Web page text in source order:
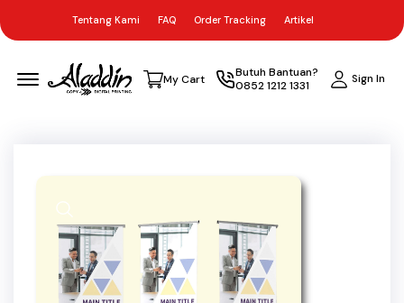
Tentang Kami FAQ Order Tracking Artikel
Menu Open
My Cart
Butuh Bantuan?
0852 1212 1331
Sign In